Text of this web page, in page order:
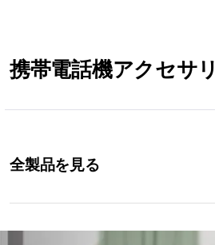
携帯電話機アクセサリ
全製品を見る